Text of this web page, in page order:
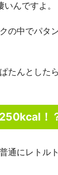
んですよ。
の中でパタ
たんとした
！
通にレトル